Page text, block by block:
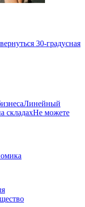
30-градусная
Линейный
складахНе можете